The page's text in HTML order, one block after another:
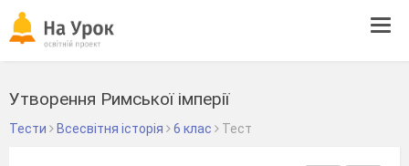
Утворення Римської імперії
Тести Всесвітня історія 6 клас Тест